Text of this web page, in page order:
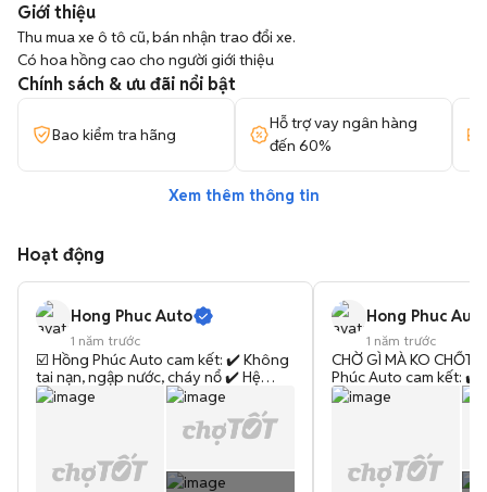
Giới thiệu
Thu mua xe ô tô cũ, bán nhận trao đổi xe.
Có hoa hồng cao cho người giới thiệu
Chính sách & ưu đãi nổi bật
Bao kiểm tra hãng
Hỗ trợ vay ngân hàng
đến 60%
Xem thêm thông tin
Hoạt động
Hong Phuc Auto
1 năm trước
☑️ Hồng Phúc Auto cam kết: ✔️ Không
tai nạn, ngập nước, cháy nổ ✔️ Hệ
thống điều khiển và điện trên xe
không lỗi ✔️ Pháp lý đầy đủ 100%
không tranh chấp, không phạt nguội.
✔️ Nhận trao đổi, giao lưu xe. 💥 Đặc
biệt có nhận thu mua xe cũ giá cao
nhất thị trường, có huê hồng cho
Hong Phuc Auto
1 năm trước
CHỜ GÌ MÀ KO CHỐT
Phúc Auto cam kết: ✔️
ngập nước, cháy nổ ✔️
khiển và điện trên xe
đổi, giao lưu xe. 💥
thu mua xe cũ giá